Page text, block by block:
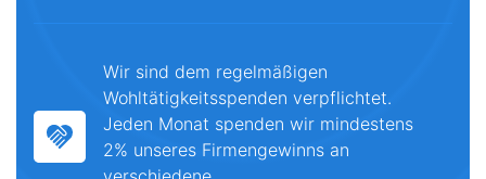
Wir sind dem regelmäßigen
Wohltätigkeitsspenden verpflichtet.
Jeden Monat spenden wir mindestens
2% unseres Firmengewinns an